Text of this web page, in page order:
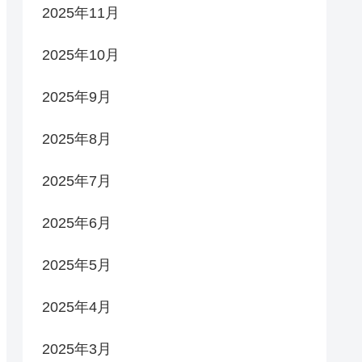
2025年11月
2025年10月
2025年9月
2025年8月
2025年7月
2025年6月
2025年5月
2025年4月
2025年3月